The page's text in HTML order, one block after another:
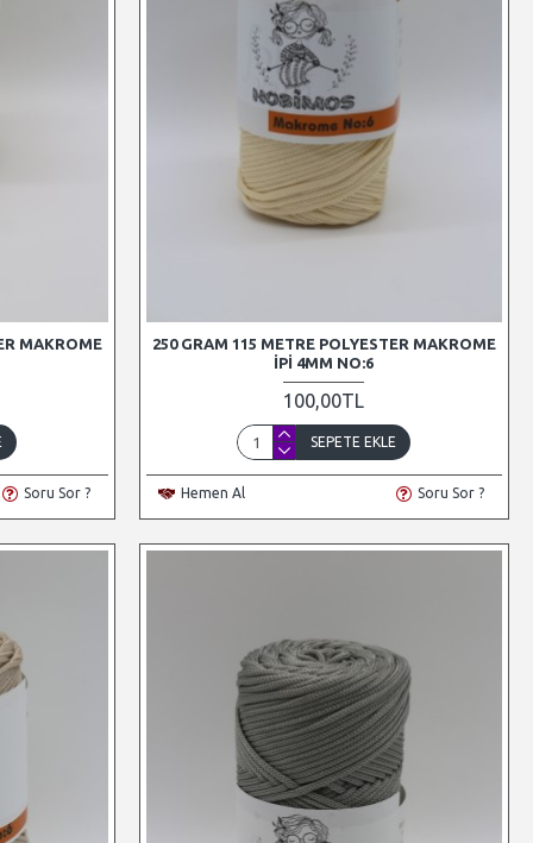
MAKROME
Soru Sor ?
250 GRAM 115 METRE POLYESTER MAKROME
İPI 4MM NO:6
100,00TL
SEPETE EKLE
Hemen Al Soru Sor ?